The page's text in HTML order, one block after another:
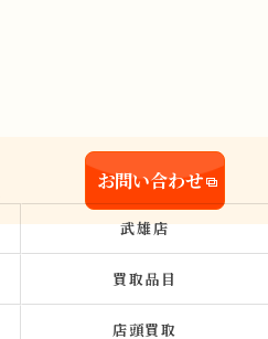
お問い合わせ
武雄店
買取品目
店頭買取